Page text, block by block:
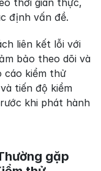
thời gian thực,
định vấn đề.
liên kết lỗi với
bảo theo dõi và
cáo kiểm thử
tiến độ kiểm
khi phát hành
gặp